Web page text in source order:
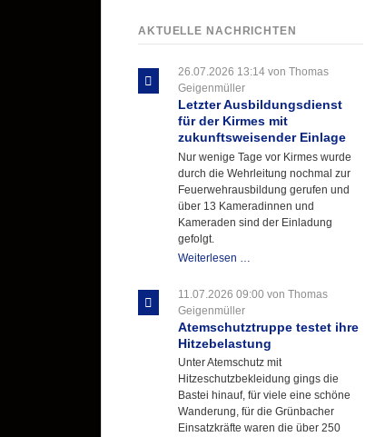
AKTUELLE NACHRICHTEN
26.07.2026 13:14 von Thomas
Geigenmüller
Letzter Ausbildungsdienst
für der Kirmes mit
zukunftsweisender Einlage
Nur wenige Tage vor Kirmes wurde
durch die Wehrleitung nochmal zur
Feuerwehrausbildung gerufen und
über 13 Kameradinnen und
Kameraden sind der Einladung
gefolgt.
Weiterlesen …
für
Kirmes
mit
zukunftsweisender
Einlage
11.07.2026 09:00 von Thomas
Geigenmüller
Atemschutztruppe testet ihre
Hitzebelastung
Unter Atemschutz mit
Hitzeschutzbekleidung gings die
Bastei hinauf, für viele eine schöne
Wanderung, für die Grünbacher
Einsatzkräfte waren die über 250